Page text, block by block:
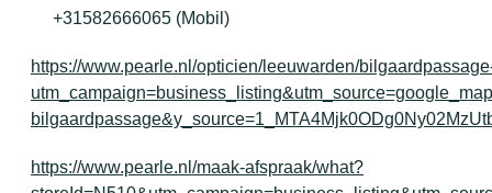
+31582666065 (Mobil)
https://www.pearle.nl/opticien/leeuwarden/
https://www.pearle.nl/maak-afspraak/what?